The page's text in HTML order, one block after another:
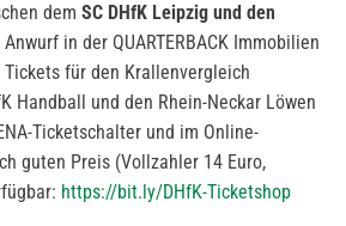
dem SC DHfK Leipzig und den
Anwurf in der QUARTERBACK Immobilien
Tickets für den Krallenvergleich
Handball und den Rhein-Neckar Löwen
Ticketschalter und im Online-
guten Preis (Vollzahler 14 Euro,
https://bit.ly/DHfK-Ticketshop